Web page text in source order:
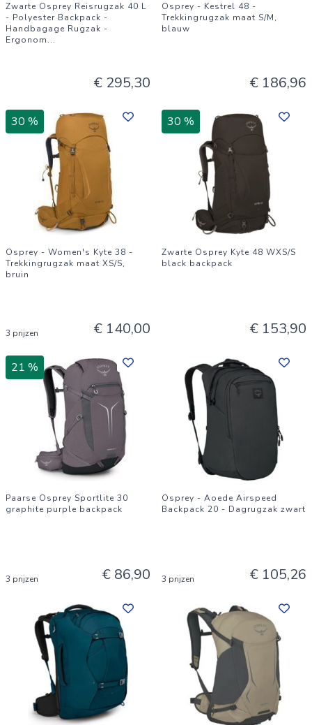
Zwarte Osprey Reisrugzak 40 L
- Polyester Backpack -
Handbagage Rugzak -
Ergonom...
€ 295,30
Osprey - Kestrel 48 -
Trekkingrugzak maat S/M,
blauw
€ 186,96
30 %
Osprey - Women's Kyte 38 -
Trekkingrugzak maat XS/S,
bruin
3 prijzen € 140,00
30 %
Zwarte Osprey Kyte 48 WXS/S
black backpack
€ 153,90
21 %
Paarse Osprey Sportlite 30
graphite purple backpack
3 prijzen € 86,90
Osprey - Aoede Airspeed
Backpack 20 - Dagrugzak zwart
3 prijzen € 105,26